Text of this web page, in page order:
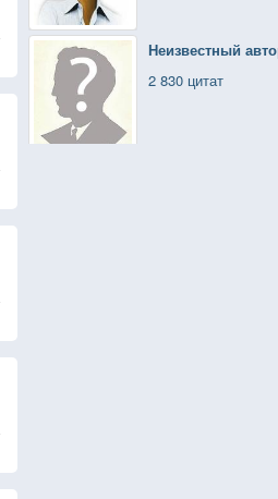
Неизвестный
2 830 цитат